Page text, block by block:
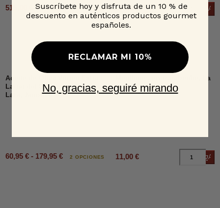
515,00 € - 650,00 € 6 OPCIONES 27,95 €
Aceite de Oliva Virgen Extra
Lagar del Soto ecológico
Lata, Jacoliva
60,95 € - 179,95 € 2 OPCIONES
Mejillones en escabeche, La
Curiosa
11,00 €
Suscríbete hoy y disfruta de un 10 % de
descuento en auténticos productos gourmet
españoles.
RECLAMAR MI 10%
No, gracias, seguiré mirando